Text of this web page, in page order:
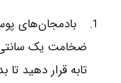
بادمجان‌های
ضخامت یک
تابه قرار دهید